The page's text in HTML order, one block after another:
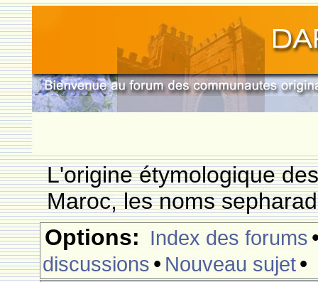
L'origine étymologique
Maroc, les noms
Options: Index des forums
discussions • Nouveau sujet•